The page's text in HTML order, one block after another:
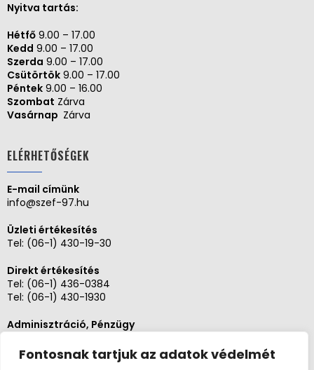
Fontosnak tartjuk az adatok védelmét
Nyitva tartás:
Hétfő 9.00 – 17.00
Kedd 9.00 – 17.00
Szerda 9.00 – 17.00
Csütörtök 9.00 – 17.00
Péntek 9.00 – 16.00
Szombat Zárva
Vasárnap Zárva
ELÉRHETŐSÉGEK
E-mail címünk
info@szef-97.hu
Üzleti értékesítés
Tel: (06-1) 430-19-30
Direkt értékesítés
Tel: (06-1) 436-0384
Tel: (06-1) 430-1930
Adminisztráció, Pénzügy
Szerviz és karbantartás